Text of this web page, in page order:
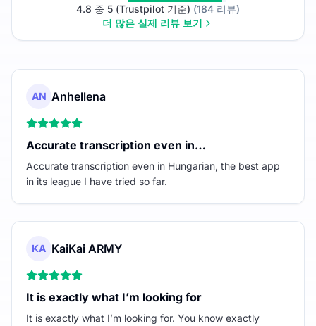
4.8 중 5 (Trustpilot 기준) (184 리뷰)
더 많은 실제 리뷰 보기
AN Anhellena
Accurate transcription even in…
Accurate transcription even in Hungarian, the best app
in its league I have tried so far.
KA KaiKai ARMY
It is exactly what I’m looking for
It is exactly what I’m looking for. You know exactly